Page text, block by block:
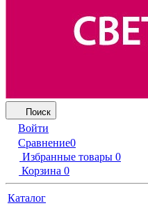
Поиск
Войти
Сравнение0
Избранные товары 0
Корзина 0
Каталог